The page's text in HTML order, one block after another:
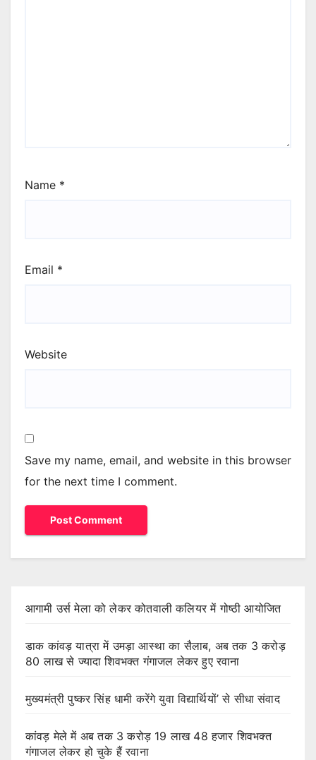
Name *
Email *
Website
Save my name, email, and website in this browser
for the next time I comment.
आगामी उर्स मेला को लेकर कोतवाली कलियर में गोष्ठी आयोजित
डाक कांवड़ यात्रा में उमड़ा आस्था का सैलाब, अब तक 3 करोड़
80 लाख से ज्यादा शिवभक्त गंगाजल लेकर हुए रवाना
मुख्यमंत्री पुष्कर सिंह धामी करेंगे युवा विद्यार्थियों’ से सीधा संवाद
कांवड़ मेले में अब तक 3 करोड़ 19 लाख 48 हजार शिवभक्त
गंगाजल लेकर हो चुके हैं रवाना